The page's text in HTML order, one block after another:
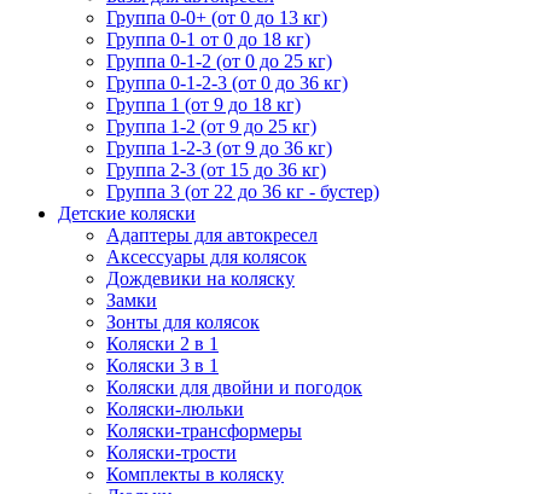
Группа 0-0+ (от 0 до 13 кг)
Группа 0-1 от 0 до 18 кг)
Группа 0-1-2 (от 0 до 25 кг)
Группа 0-1-2-3 (от 0 до 36 кг)
Группа 1 (от 9 до 18 кг)
Группа 1-2 (от 9 до 25 кг)
Группа 1-2-3 (от 9 до 36 кг)
Группа 2-3 (от 15 до 36 кг)
Группа 3 (от 22 до 36 кг - бустер)
Детские коляски
Адаптеры для автокресел
Аксессуары для колясок
Дождевики на коляску
Замки
Зонты для колясок
Коляски 2 в 1
Коляски 3 в 1
Коляски для двойни и погодок
Коляски-люльки
Коляски-трансформеры
Коляски-трости
Комплекты в коляску